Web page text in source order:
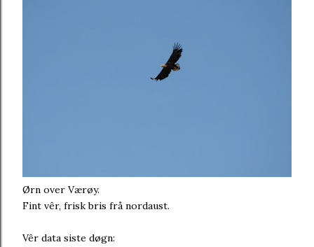
Ørn over Værøy.
Fint vêr, frisk bris frå nordaust.
Vêr data siste døgn: